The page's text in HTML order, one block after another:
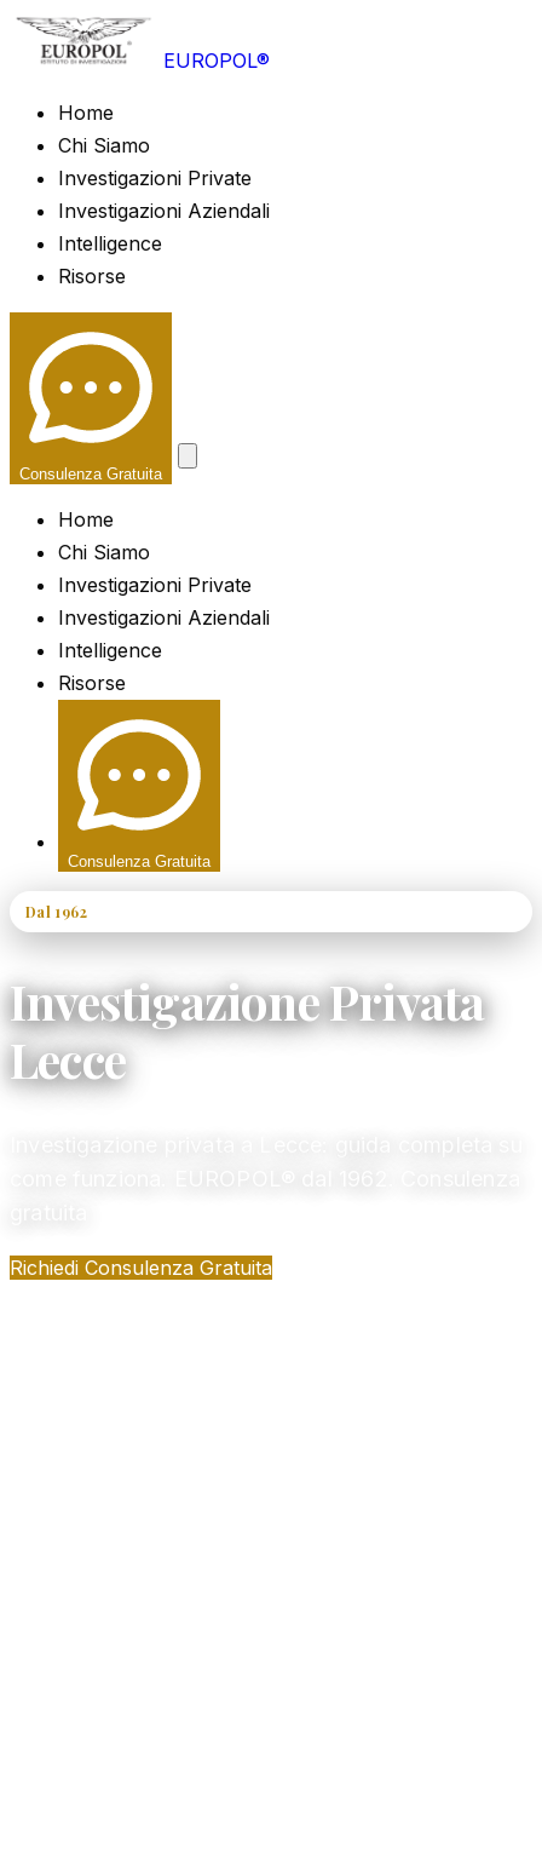
EUROPOL®
Home
Chi Siamo
Investigazioni Private
Investigazioni Aziendali
Intelligence
Risorse
Consulenza Gratuita
Home
Chi Siamo
Investigazioni Private
Investigazioni Aziendali
Intelligence
Risorse
Consulenza Gratuita
Dal 1962
Investigazione Privata
Lecce
Richiedi Consulenza Gratuita